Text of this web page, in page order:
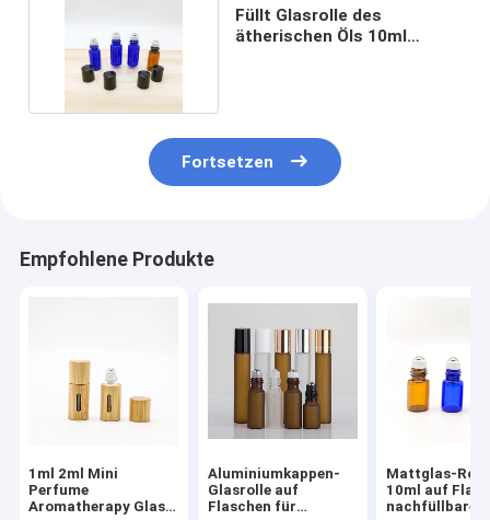
Füllt Glasrolle des
ätherischen Öls 10ml
Fortsetzen
Empfohlene Produkte
1ml 2ml Mini
Perfume
Aromatherapy Glass
Aluminiumkappen-
Glasrolle auf
Flaschen für
Mattglas-
10ml auf
nachfüllbaren